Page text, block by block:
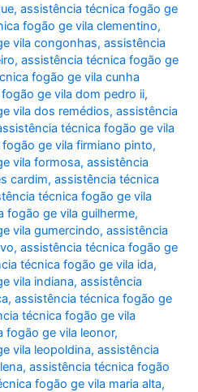
,assistência técnica fogão ge
fogão ge vila clementino,
vila congonhas,assistência
,assistência técnica fogão ge
fogão ge vila cunha
ge vila dom pedro ii,
vila dos remédios,assistência
técnica fogão ge vila
ge vila firmiano pinto,
vila formosa,assistência
cardim,assistência técnica
técnica fogão ge vila
fogão ge vila guilherme,
vila gumercindo,assistência
,assistência técnica fogão ge
técnica fogão ge vila ida,
vila indiana,assistência
,assistência técnica fogão ge
técnica fogão ge vila
fogão ge vila leonor,
vila leopoldina,assistência
,assistência técnica fogão
fogão ge vila maria alta,